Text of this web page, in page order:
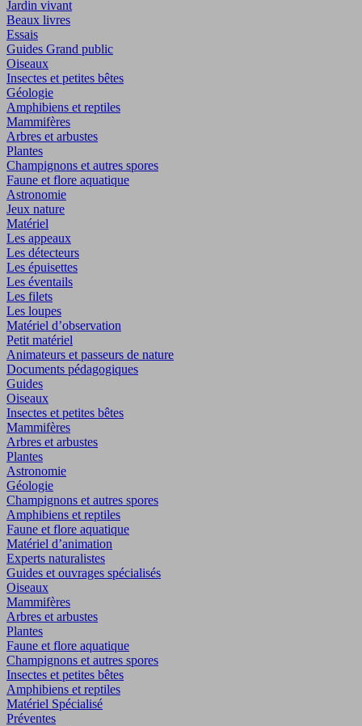
Jardin vivant
Beaux livres
Essais
Guides Grand public
Oiseaux
Insectes et petites bêtes
Géologie
Amphibiens et reptiles
Mammifères
Arbres et arbustes
Plantes
Champignons et autres spores
Faune et flore aquatique
Astronomie
Jeux nature
Matériel
Les appeaux
Les détecteurs
Les épuisettes
Les éventails
Les filets
Les loupes
Matériel d’observation
Petit matériel
Animateurs et passeurs de nature
Documents pédagogiques
Guides
Oiseaux
Insectes et petites bêtes
Mammifères
Arbres et arbustes
Plantes
Astronomie
Géologie
Champignons et autres spores
Amphibiens et reptiles
Faune et flore aquatique
Matériel d’animation
Experts naturalistes
Guides et ouvrages spécialisés
Oiseaux
Mammifères
Arbres et arbustes
Plantes
Faune et flore aquatique
Champignons et autres spores
Insectes et petites bêtes
Amphibiens et reptiles
Matériel Spécialisé
Préventes